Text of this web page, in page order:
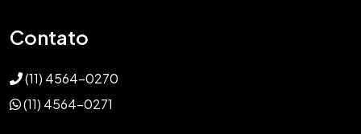
Contato
(11) 4564-0270
(11) 4564-0271